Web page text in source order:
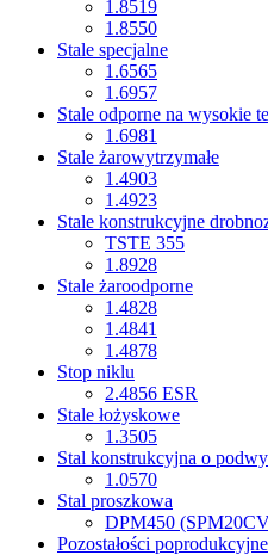
1.8519
1.8550
Stale specjalne
1.6565
1.6957
Stale odporne na wysokie
1.6981
Stale żarowytrzymałe
1.4903
1.4923
Stale konstrukcyjne
TSTE 355
1.8928
Stale żaroodporne
1.4828
1.4841
1.4878
Stop niklu
2.4856 ESR
Stale łożyskowe
1.3505
Stal konstrukcyjna o
1.0570
Stal proszkowa
DPM450
Pozostałości poprodukcyjne